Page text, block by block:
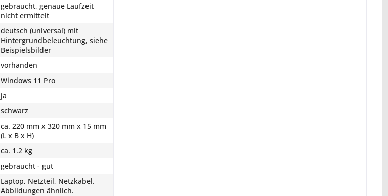
gebraucht, genaue Laufzeit
nicht ermittelt
deutsch (universal) mit
Hintergrundbeleuchtung, siehe
Beispielsbilder
vorhanden
Windows 11 Pro
ja
schwarz
ca. 220 mm x 320 mm x 15 mm
(L x B x H)
ca. 1.2 kg
gebraucht - gut
Laptop, Netzteil, Netzkabel.
Abbildungen ähnlich.